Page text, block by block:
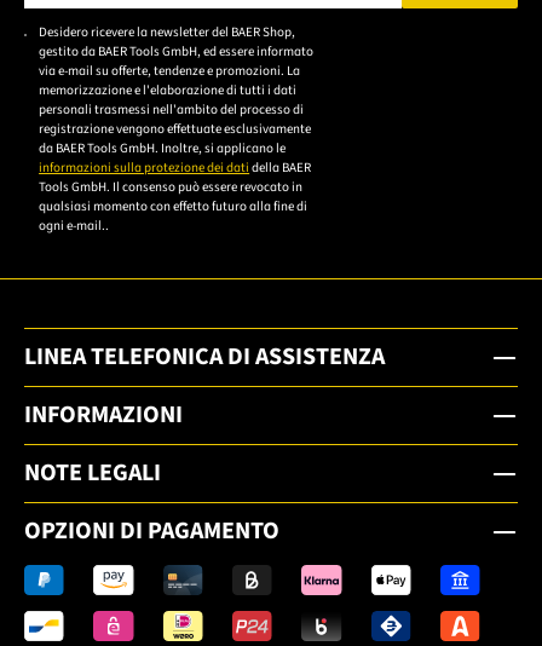
Bitte geben Sie eine gültige E-Mail-Adresse ein.
Desidero ricevere la newsletter del BAER Shop,
gestito da BAER Tools GmbH, ed essere informato
via e-mail su offerte, tendenze e promozioni. La
memorizzazione e l'elaborazione di tutti i dati
personali trasmessi nell'ambito del processo di
registrazione vengono effettuate esclusivamente
da BAER Tools GmbH. Inoltre, si applicano le
informazioni sulla protezione dei dati della BAER
Tools GmbH. Il consenso può essere revocato in
qualsiasi momento con effetto futuro alla fine di
ogni e-mail..
LINEA TELEFONICA DI ASSISTENZA
INFORMAZIONI
NOTE LEGALI
OPZIONI DI PAGAMENTO